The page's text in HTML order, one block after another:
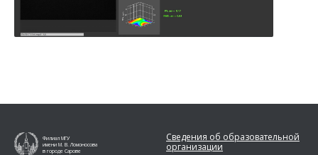
Филиал МГУ
имени М. В. Ломоносова
в городе Сарове
Сведения об образовательной
организации